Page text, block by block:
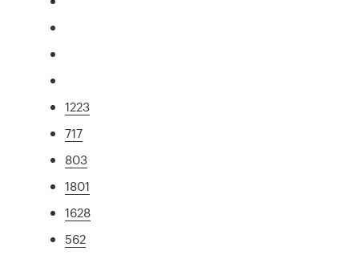
1223
717
803
1801
1628
562